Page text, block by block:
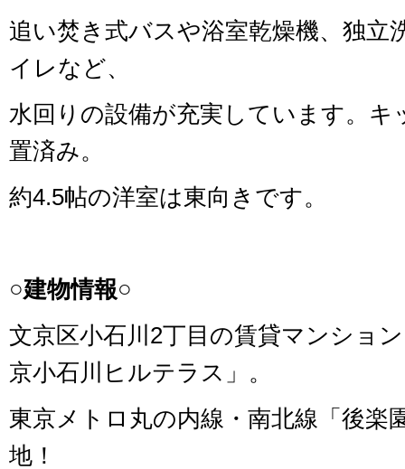
追い焚き式バスや浴室乾燥機、独立
イレなど、
水回りの設備が充実しています。キ
置済み。
約4.5帖の洋室は東向きです。
○建物情報○
文京区小石川2丁目の賃貸マンショ
京小石川ヒルテラス」。
東京メトロ丸の内線・南北線「後楽
地！